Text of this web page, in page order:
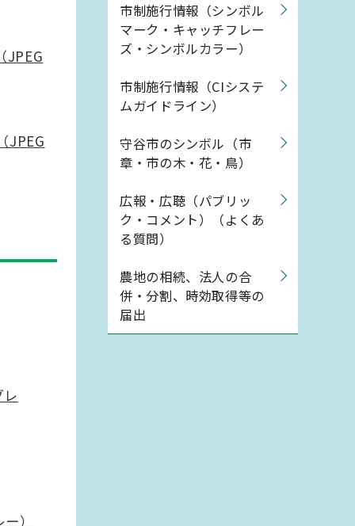
JPEG
JPEG
）
市制施行情報（シンボル
マーク・キャッチフレー
ズ・シンボルカラー）
市制施行情報（CIシステ
ムガイドライン）
守谷市のシンボル（市
章・市の木・花・鳥）
広報・広聴（パブリッ
ク・コメント）（よくあ
る質問）
農地の相続、法人の合
併・分割、時効取得等の
届出